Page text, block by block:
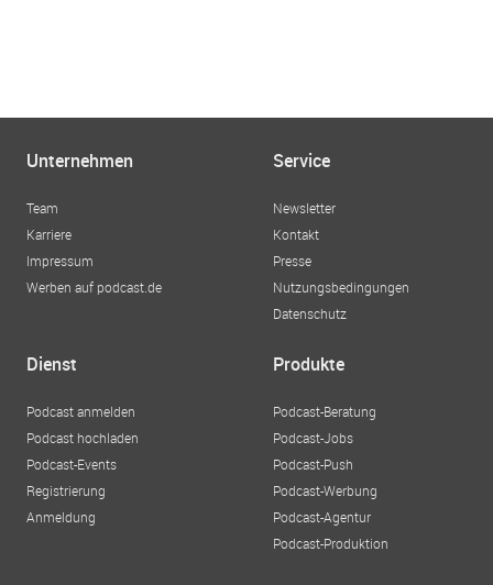
Unternehmen
Team
Karriere
Impressum
Werben auf podcast.de
Service
Newsletter
Kontakt
Presse
Nutzungsbedingungen
Datenschutz
Dienst
Podcast anmelden
Podcast hochladen
Podcast-Events
Registrierung
Anmeldung
Produkte
Podcast-Beratung
Podcast-Jobs
Podcast-Push
Podcast-Werbung
Podcast-Agentur
Podcast-Produktion